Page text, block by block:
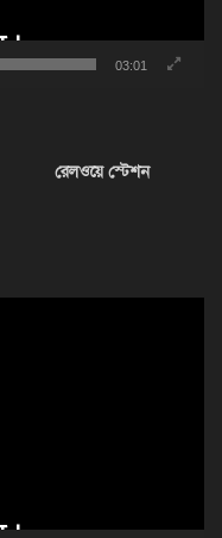
03:01
রেলওয়ে স্টেশন